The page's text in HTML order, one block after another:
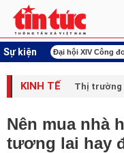
Sự kiện
ngày đêm Đại hội XIV Công
KINH TẾ Thị trường
Nên mua nhà
tương lai hay